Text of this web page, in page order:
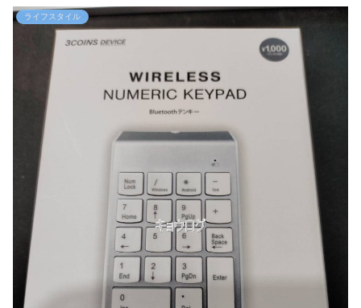
ライフスタイル